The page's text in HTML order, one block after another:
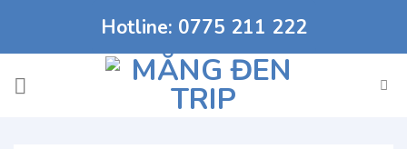
nội
dung
Hotline: 0775 211 222